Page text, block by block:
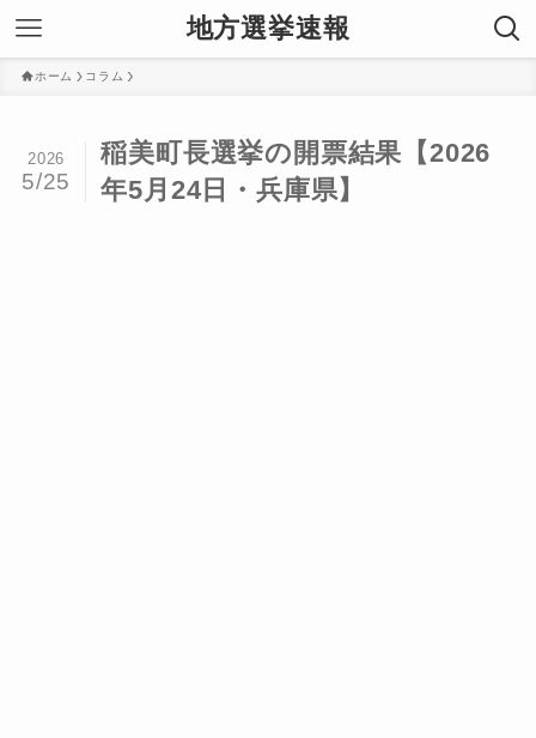
地方選挙速報
ホーム コラム
稲美町長選挙の開票結果【2026
年5月24日・兵庫県】
2026
5/25